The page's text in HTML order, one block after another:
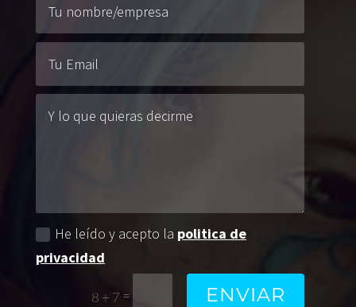
He leído y acepto la politica de
privacidad
8 + 7 = ENVIAR